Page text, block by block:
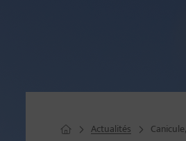
Page d'accueil du site
Actualités